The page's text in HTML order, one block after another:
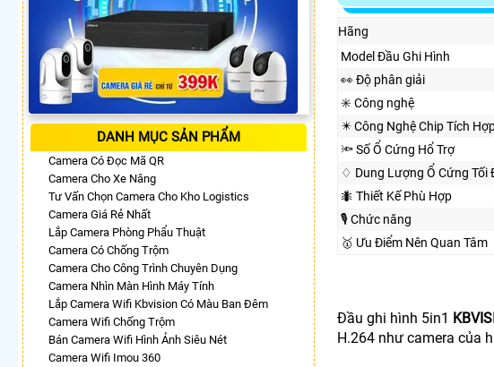
DANH MỤC SẢN PHẨM
Camera Có Đọc Mã QR
Camera Cho Xe Nâng
Tư Vấn Chọn Camera Cho Kho Logistics
Camera Giá Rẻ Nhất
Lắp Camera Phòng Phẩu Thuật
Camera Có Chống Trộm
Camera Cho Công Trình Chuyên Dụng
Camera Nhìn Màn Hình Máy Tính
Lắp Camera Wifi Kbvision Có Màu Ban Đêm
Camera Wifi Chống Trộm
Bán Camera Wifi Hình Ảnh Siêu Nét
Camera Wifi Imou 360
Hãng
Model Đầu Ghi Hình
️👀 Độ phân giải
✳️ Công nghệ
✴️ Công Nghệ Chip Tích
🔦 Số Ổ Cứng Hổ Trợ
♢ Dung Lượng Ổ Cứng Tối
🐜 Thiết Kế Phù Hợp
🎙 Chức năng
🥇️ Ưu Điểm Nên Quan Tâm
Đầu ghi hình 5in1
H.264 như camera của